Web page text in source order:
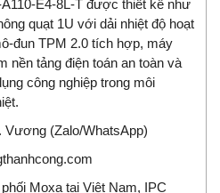
E4-8L-T được thiết kế như
quạt 1U với dải nhiệt độ hoạt
đun TPM 2.0 tích hợp, máy
nền tảng điện toán an toàn và
công nghiệp trong môi
Vương (Zalo/WhatsApp)
Moxa tại Việt Nam, IPC